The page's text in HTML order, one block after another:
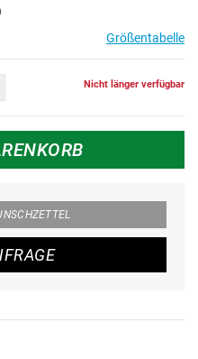
Größentabelle
Nicht länger verfügbar